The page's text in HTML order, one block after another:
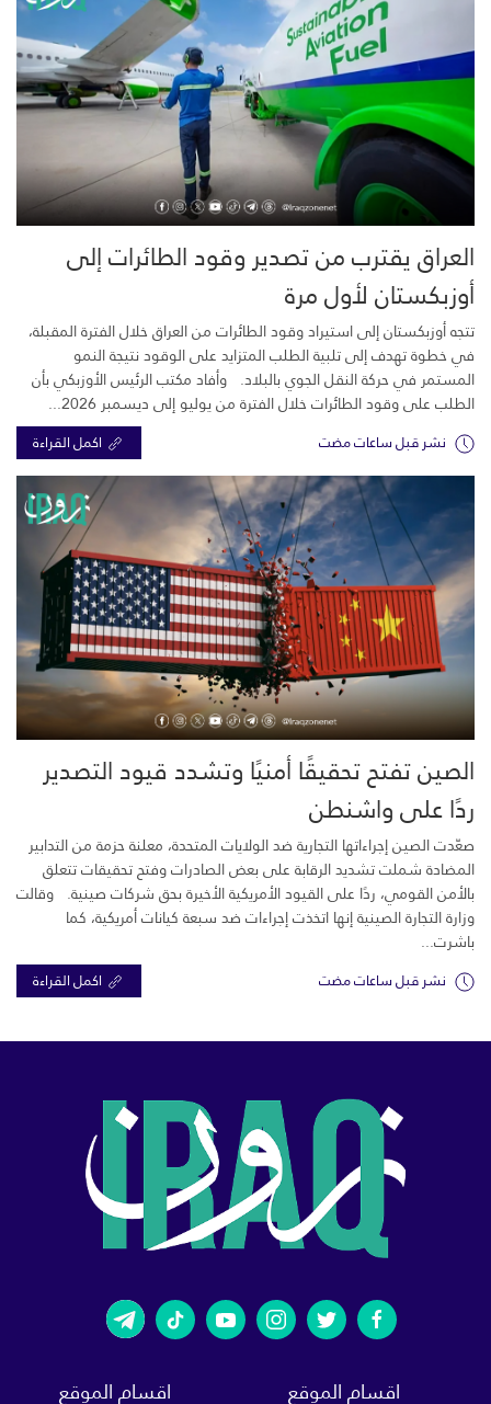
العراق يقترب من تصدير وقود الطائرات إلى
أوزبكستان لأول مرة
تتجه أوزبكستان إلى استيراد وقود الطائرات من العراق خلال الفترة المقبلة،
في خطوة تهدف إلى تلبية الطلب المتزايد على الوقود نتيجة النمو
المستمر في حركة النقل الجوي بالبلاد. وأفاد مكتب الرئيس الأوزبكي بأن
الطلب على وقود الطائرات خلال الفترة من يوليو إلى ديسمبر 2026...
نشر قبل ساعات مضت اكمل القراءة
الصين تفتح تحقيقًا أمنيًا وتشدد قيود التصدير
ردًا على واشنطن
صعّدت الصين إجراءاتها التجارية ضد الولايات المتحدة، معلنة حزمة من التدابير
المضادة شملت تشديد الرقابة على بعض الصادرات وفتح تحقيقات تتعلق
بالأمن القومي، ردًا على القيود الأمريكية الأخيرة بحق شركات صينية. وقالت
وزارة التجارة الصينية إنها اتخذت إجراءات ضد سبعة كيانات أمريكية، كما
باشرت...
نشر قبل ساعات مضت اكمل القراءة
اقسام الموقع اقسام الموقع